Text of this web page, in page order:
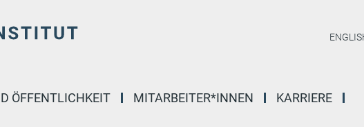
ÖFFENTLICHKEIT MITARBEITER*INNEN
KARRIERE